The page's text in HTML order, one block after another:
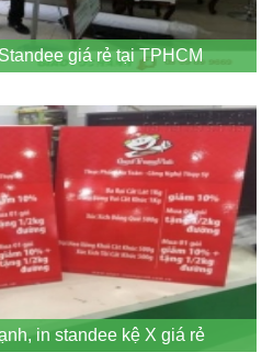
giá rẻ tại TPHCM
in standee kệ X giá rẻ